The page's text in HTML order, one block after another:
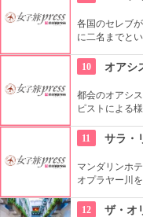
各国のセレブ
に二名までと
う。
10 オアシ
都会のオアシ
ピストによる
り、たくさん
11 サラ・
マンダリンホ
オプラヤー川
食事ができる。
12 ザ・オ